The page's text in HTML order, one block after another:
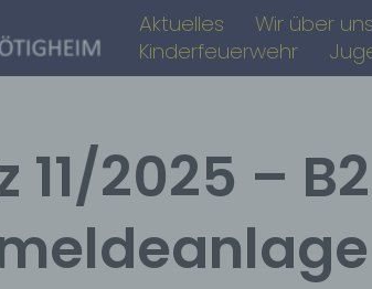
Aktuelles Wir über uns
Kinderfeuerwehr
11/2025 –